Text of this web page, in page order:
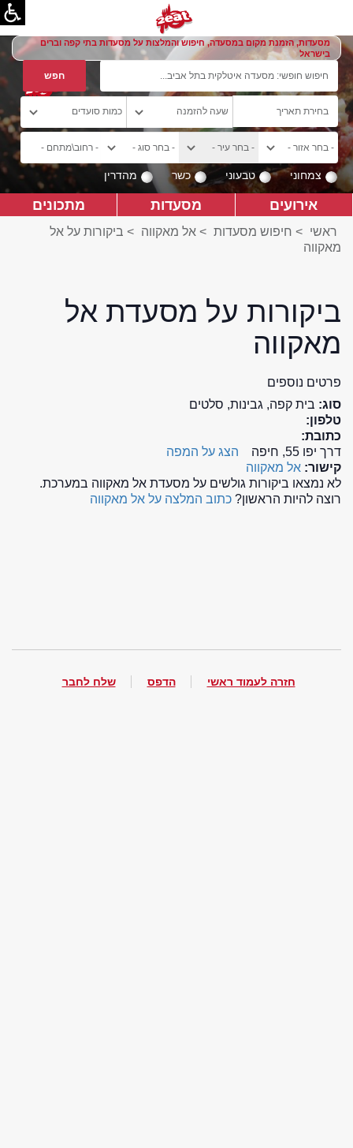
מסעדות, הזמנת מקום במסעדה, חיפוש והמלצות על מסעדות בתי קפה וברים
בישראל
צמחוני טבעוני כשר מהדרין
אירועים מסעדות מתכונים
ראשי > חיפוש מסעדות > אל מאקווה > ביקורות על אל
מאקווה
ביקורות על מסעדת אל
מאקווה
פרטים נוספים
סוג: בית קפה, גבינות, סלטים
טלפון:
כתובת:
דרך יפו 55, חיפה
הצג על המפה
קישור: אל מאקווה
לא נמצאו ביקורות גולשים על מסעדת אל מאקווה במערכת.
רוצה להיות הראשון? כתוב המלצה על אל מאקווה
חזרה לעמוד ראשי הדפס שלח לחבר